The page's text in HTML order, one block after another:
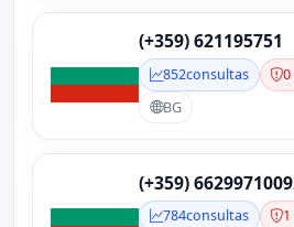
(+359) 621195751
852consultas
BG
(+359)
784consultas